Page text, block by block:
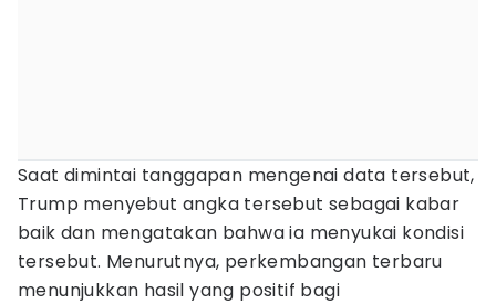
Saat dimintai tanggapan mengenai data tersebut,
Trump menyebut angka tersebut sebagai kabar
baik dan mengatakan bahwa ia menyukai kondisi
tersebut. Menurutnya, perkembangan terbaru
menunjukkan hasil yang positif bagi